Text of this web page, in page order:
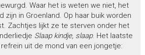
Waar het is weten we niet, het
zijn in Groenland. Op haar buik worden
Zachtjes lijkt ze te sterven onder het
Slaap kindje, slaap. Het laatste
uit de mond van een jongetje: